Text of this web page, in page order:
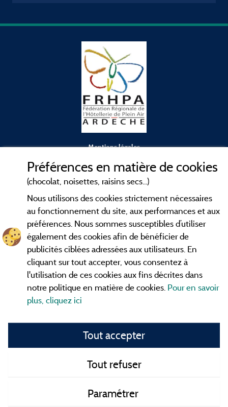
Mentions légales
Contact
CGV
Les meilleurscampings en Ardèche . Consultez les fiches de
nos adhérents et découvrez nos meilleures offres dans les
Gorges de l'Ardèche, le célèbrePont d'Arc, la grotte de l'Aven
d'Orgnac, Le mont Gerbier de Jonc ou le mont Mézenc...
informez vous directement ici en ligne avant de contacter le
Faites vous votre propre idée du camping, au pied d'un lac,
avec clubenfants, avec vos animaux de compagnie, sous la
ou dans un mobil home ou même de
Tous les campings en Ardèche et au meilleur prix !
Préférences en matière de cookies
(chocolat, noisettes, raisins secs...)
Nous utilisons des cookies strictement nécessaires
au fonctionnement du site, aux performances et aux
préférences. Nous sommes susceptibles d’utiliser
également des cookies afin de bénéficier de
publicités ciblées adressées aux utilisateurs. En
cliquant sur tout accepter, vous consentez à
l'utilisation de ces cookies aux fins décrites dans
notre politique en matière de cookies. Pour en savoir
plus, cliquez ici
Tout accepter
Tout refuser
Paramétrer